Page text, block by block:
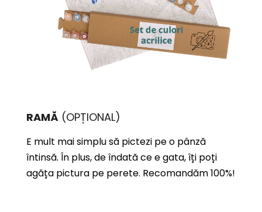
RAMĂ (OPȚIONAL)
E mult mai simplu să pictezi pe o pânză
întinsă. În plus, de îndată ce e gata, îți poți
agăța pictura pe perete. Recomandăm 100%!